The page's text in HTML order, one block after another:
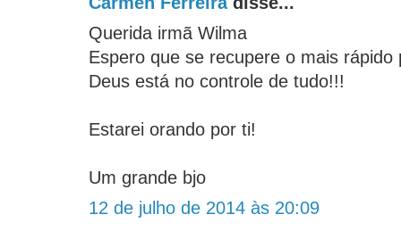
Querida irmã Wilma
Espero que se recupere o mais rápido
Deus está no controle de tudo!!!
Estarei orando por ti!
Um grande bjo
12 de julho de 2014 às 20:09